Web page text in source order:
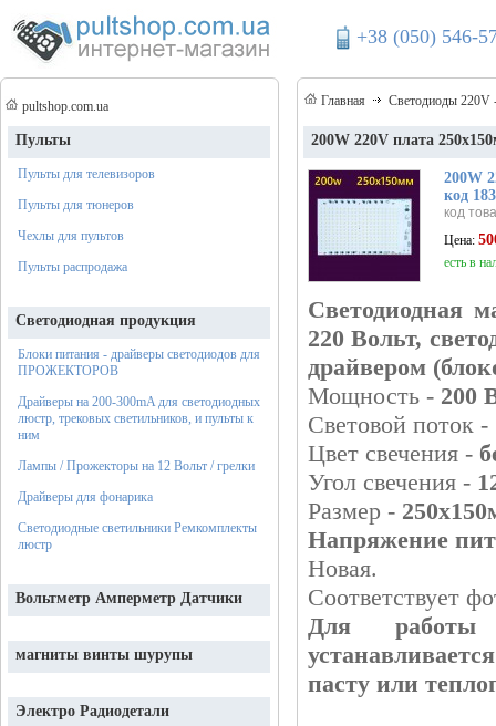
+38 (050) 546-
pultshop.com.ua
Пульты
Пульты для телевизоров
Пульты для тюнеров
Чехлы для пультов
Пульты распродажа
Светодиодная продукция
Блоки питания - драйверы светодиодов для
ПРОЖЕКТОРОВ
Драйверы на 200-300mA для светодиодных
люстр, трековых светильников, и пульты к
ним
Лампы / Прожекторы на 12 Вольт / грелки
Драйверы для фонарика
Светодиодные светильники Ремкомплекты
люстр
Вольтметр Амперметр Датчики
магниты винты шурупы
Электро Радиодетали
Главная Светодиоды
200W 220V плата
200W
код
код
Цена:
есть в
Светодиодная
220 Вольт,
драйвером
Мощность - 200
Световой поток -
Цвет свечения -
Угол свечения -
Размер -
Напряжение
Новая.
Соответствует
Для работы
пасту или